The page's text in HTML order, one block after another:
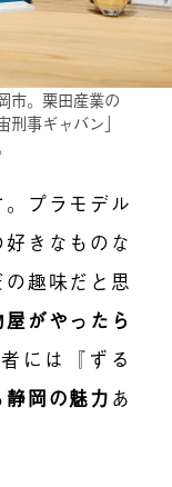
市。栗田産業の
事ギャバン」
。プラモデル
きなものな
趣味だと思
がやったら
には『ずる
静岡の魅力 あ